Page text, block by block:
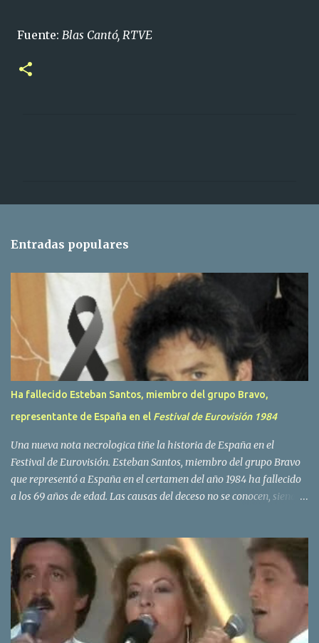
Fuente: Blas Cantó, RTVE
r
s
Entradas populares
Ha fallecido Esteban Santos, miembro del grupo Bravo,
representante de España en el Festival de Eurovisión 1984
Una nueva nota necrologica tiñe la historia de España en el
Festival de Eurovisión. Esteban Santos, miembro del grupo Bravo
que representó a España en el certamen del año 1984 ha fallecido
a los 69 años de edad. Las causas del deceso no se conocen, siendo
traves de las redes sociales. Nacido en Tolosa en 1951, durante su
epoca universitaria en la carrera de empresariales conoció al
estudiante de medicina Luis Villar, comenzando a actuar
juntos,Santos a la guitarra y Villar al piano, sin atreverse a dar el
salto al mercado profesional. Sin embargo esto cambió gracias a la
propia Amaia Saizar, que tras su abandono de Trigo Limpio,